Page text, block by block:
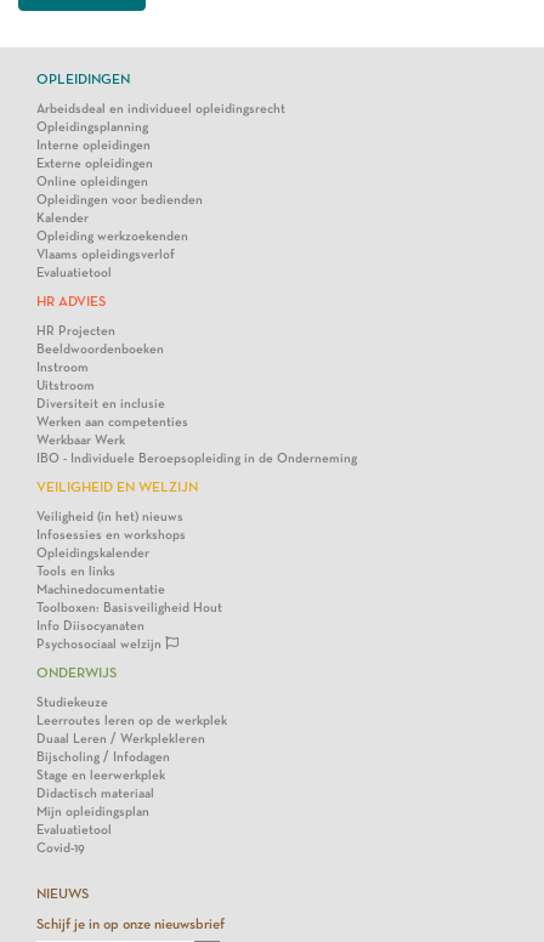
OPLEIDINGEN
Arbeidsdeal en individueel opleidingsrecht
Opleidingsplanning
Interne opleidingen
Externe opleidingen
Online opleidingen
Opleidingen voor bedienden
Kalender
Opleiding werkzoekenden
Vlaams opleidingsverlof
Evaluatietool
HR ADVIES
HR Projecten
Beeldwoordenboeken
Instroom
Uitstroom
Diversiteit en inclusie
Werken aan competenties
Werkbaar Werk
IBO - Individuele Beroepsopleiding in de Onderneming
VEILIGHEID EN WELZIJN
Veiligheid (in het) nieuws
Infosessies en workshops
Opleidingskalender
Tools en links
Machinedocumentatie
Toolboxen: Basisveiligheid Hout
Info Diisocyanaten
Psychosociaal welzijn
ONDERWIJS
Studiekeuze
Leerroutes leren op de werkplek
Duaal Leren / Werkplekleren
Bijscholing / Infodagen
Stage en leerwerkplek
Didactisch materiaal
Mijn opleidingsplan
Evaluatietool
Covid-19
NIEUWS
Schijf je in op onze nieuwsbrief